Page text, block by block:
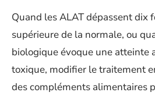
Quand les ALAT dépassent dix
supérieure de la normale, ou
biologique évoque une atteinte
toxique, modifier le traitement
des compléments alimentaires